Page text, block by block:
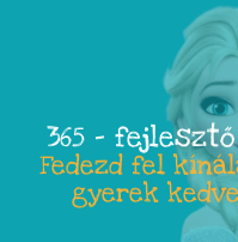
365 –
Fedezd fel
gyerek